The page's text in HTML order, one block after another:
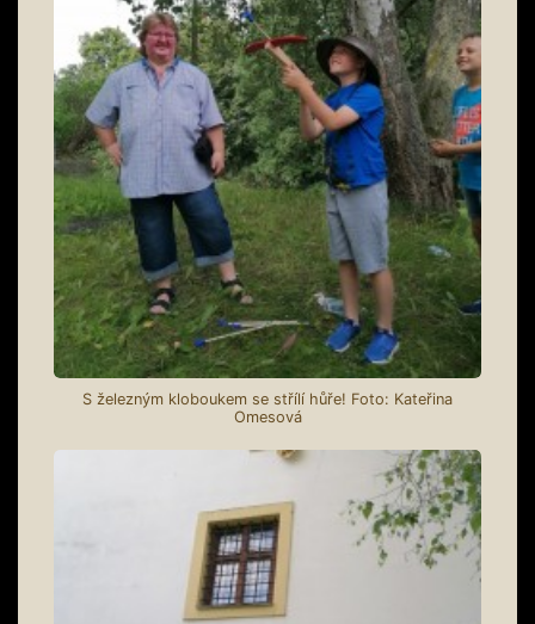
S železným kloboukem se střílí hůře! Foto: Kateřina
Omesová